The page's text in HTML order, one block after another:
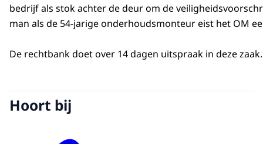
bedrijf als stok achter de deur om de
man als de 54-jarige onderhoudsmonteur eist het OM
De rechtbank doet over 14 dagen uitspraak in deze zaak.
Hoort bij